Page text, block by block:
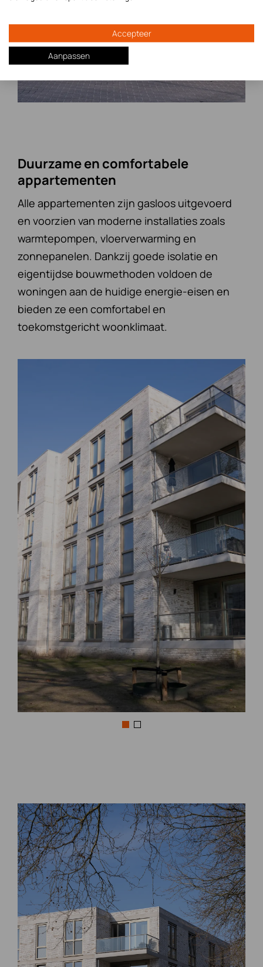
Duurzame en comfortabele
appartementen
Alle appartementen zijn gasloos uitgevoerd
en voorzien van moderne installaties zoals
warmtepompen, vloerverwarming en
zonnepanelen. Dankzij goede isolatie en
eigentijdse bouwmethoden voldoen de
woningen aan de huidige energie-eisen en
bieden ze een comfortabel en
toekomstgericht woonklimaat.
Accepteer
Aanpassen